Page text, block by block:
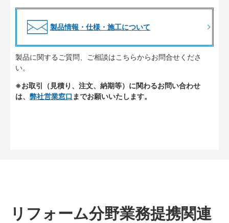
製品情報・仕様・施工について
製品に関するご質問、ご相談はこちらからお問合せくださ
い。
※お取引（見積り、注文、納期等）に関わるお問い合わせ
は、 弊社営業窓口 までお願いいたします。
リフォーム分野業務提携関連